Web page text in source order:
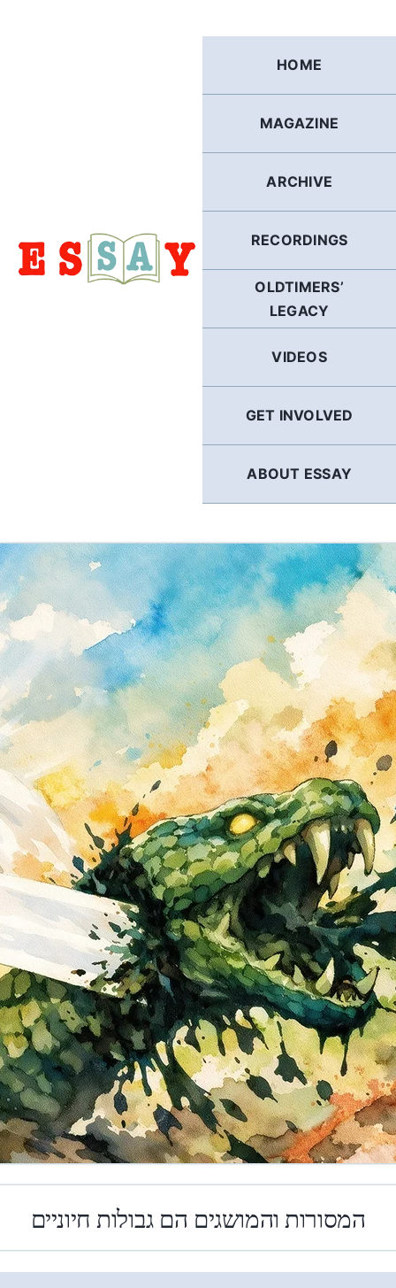
HOME
MAGAZINE
ARCHIVE
RECORDINGS
OLDTIMERS’
LEGACY
VIDEOS
GET INVOLVED
ABOUT ESSAY
המסורות והמושגים הם גבולות חיוניים